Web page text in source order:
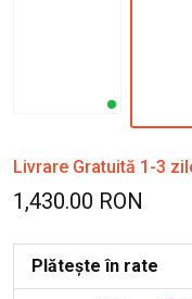
Livrare Gratuită 1-3
1,430.00 RON
Plătește în rate